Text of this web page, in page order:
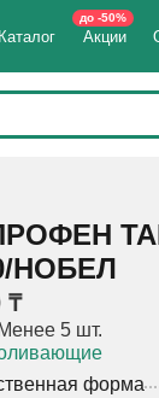
Каталог Акции
до -50%
НОБЕЛ
₸
Менее 5 шт.
форма